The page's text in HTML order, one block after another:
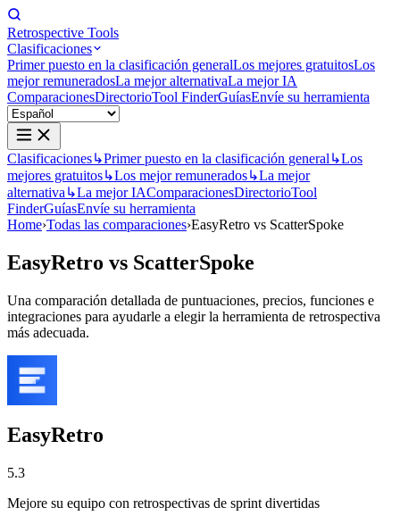
Retrospective Tools
Clasificaciones
Primer puesto en la clasificación generalLos mejores gratuitosLos
mejor remuneradosLa mejor alternativaLa mejor IA
ComparacionesDirectorioTool FinderGuíasEnvíe su herramienta
Clasificaciones↳Primer puesto en la clasificación general ↳Los
mejores gratuitos↳Los mejor remunerados↳La mejor
alternativa ↳La mejor IAComparacionesDirectorioTool
FinderGuíasEnvíe su herramienta
Home›Todas las comparaciones›EasyRetro vs ScatterSpoke
EasyRetro vs ScatterSpoke
Una comparación detallada de puntuaciones, precios, funciones e
integraciones para ayudarle a elegir la herramienta de retrospectiva
más adecuada.
EasyRetro
5.3
Mejore su equipo con retrospectivas de sprint divertidas